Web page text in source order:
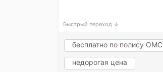
Быстрый переход ↓
бесплатно по полису ОМС
недорогая цена